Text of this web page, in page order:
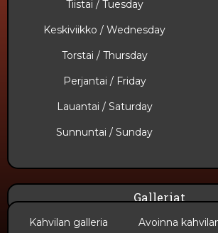
Tiistai / Tuesday
Keskiviikko / Wednesday
Torstai / Thursday
Perjantai / Friday
Lauantai / Saturday
Sunnuntai​ / Sunday
Galleriat
Kahvilan galleria Avoinna